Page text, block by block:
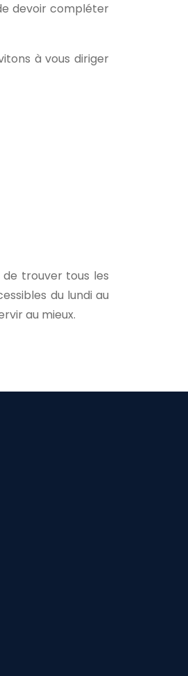
devoir compléter
à vous diriger
trouver tous les
du lundi au
au mieux.